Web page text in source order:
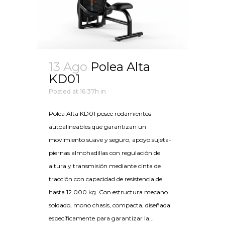
13 Ago Polea Alta
KD01
Posted at 16:37h in
Polea Alta KD01 posee rodamientos
autoalineables que garantizan un
movimiento suave y seguro, apoyo sujeta-
piernas almohadillas con regulación de
altura y transmisión mediante cinta de
tracción con capacidad de resistencia de
hasta 12.000 kg. Con estructura mecano
soldado, mono chasis, compacta, diseñada
específicamente para garantizar la...